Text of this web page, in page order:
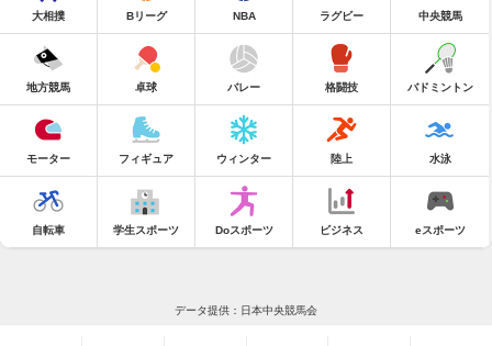
大相撲 Bリーグ NBA ラグビー 中央競馬
地方競馬 卓球 バレー 格闘技 バドミントン
モーター フィギュア ウィンター 陸上 水泳
自転車 学生スポーツ Doスポーツ ビジネス eスポーツ
データ提供：日本中央競馬会